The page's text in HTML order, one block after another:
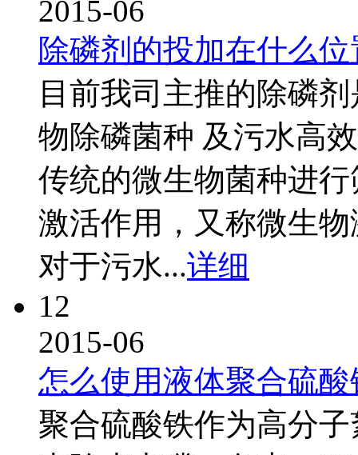
2015-06
除磷剂的投加在什么
目前我司主推的除磷
物除磷菌种 及污水高
传统的微生物菌种进
激活作用，又称微生
对于污水...详细
12
2015-06
怎么使用液体聚合硫
聚合硫酸铁作为高分